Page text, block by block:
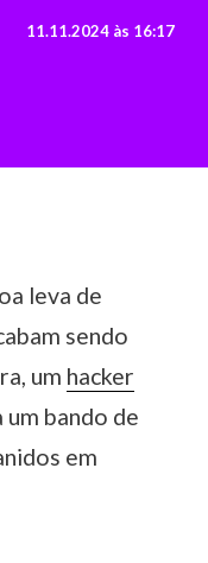
11.11.2024 às 16:17
leva de
sendo
um hacker
bando de
em